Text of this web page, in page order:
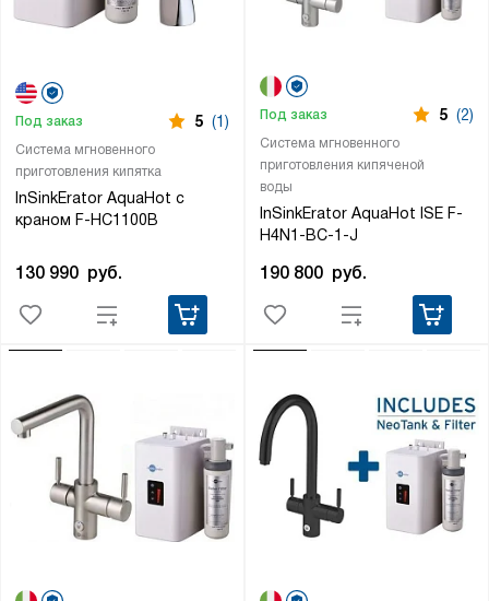
Система мгновенного
приготовления кипятка
InSinkErator AquaHot с
краном F-HC1100B
Под заказ 5 (1)
130 990 руб.
Система мгновенного
приготовления кипяченой
воды
InSinkErator AquaHot ISE F-
H4N1-BC-1-J
Под заказ 5 (2)
190 800 руб.